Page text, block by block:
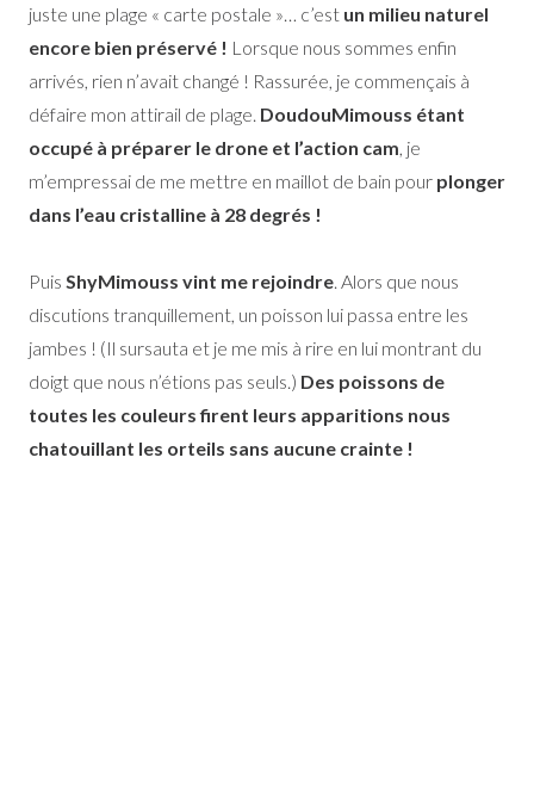
juste une plage « carte postale »… c’est un milieu naturel
encore bien préservé ! Lorsque nous sommes enfin
arrivés, rien n’avait changé ! Rassurée, je commençais à
défaire mon attirail de plage. DoudouMimouss étant
occupé à préparer le drone et l’action cam , je
m’empressai de me mettre en maillot de bain pour plonger
dans l’eau cristalline à 28 degrés !
Puis ShyMimouss vint me rejoindre . Alors que nous
discutions tranquillement, un poisson lui passa entre les
jambes ! (Il sursauta et je me mis à rire en lui montrant du
doigt que nous n’étions pas seuls.) Des poissons de
toutes les couleurs firent leurs apparitions nous
chatouillant les orteils sans aucune crainte !